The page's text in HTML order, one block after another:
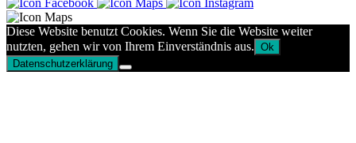
Diese Website benutzt Cookies. Wenn Sie die Website weiter
nutzten, gehen wir von Ihrem Einverständnis aus. Ok
Datenschutzerklärung